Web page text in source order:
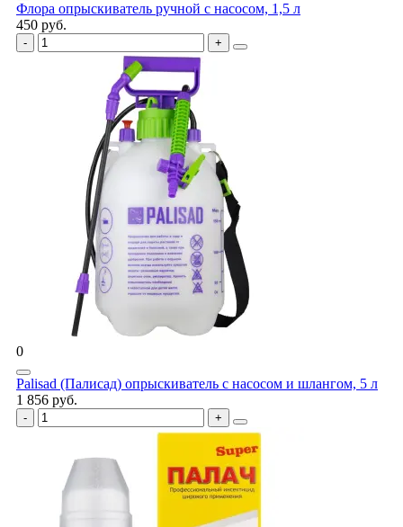
Флора опрыскиватель ручной с насосом, 1,5 л
450 руб.
0
Palisad (Палисад) опрыскиватель с насосом и шлангом, 5 л
1 856 руб.